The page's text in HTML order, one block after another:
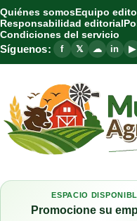
Quiénes somosEquipo
Responsabilidad editorial
Condiciones del servicio
Síguenos: f 𝕏 ☁ in ▶
ESPACIO
Promocione su